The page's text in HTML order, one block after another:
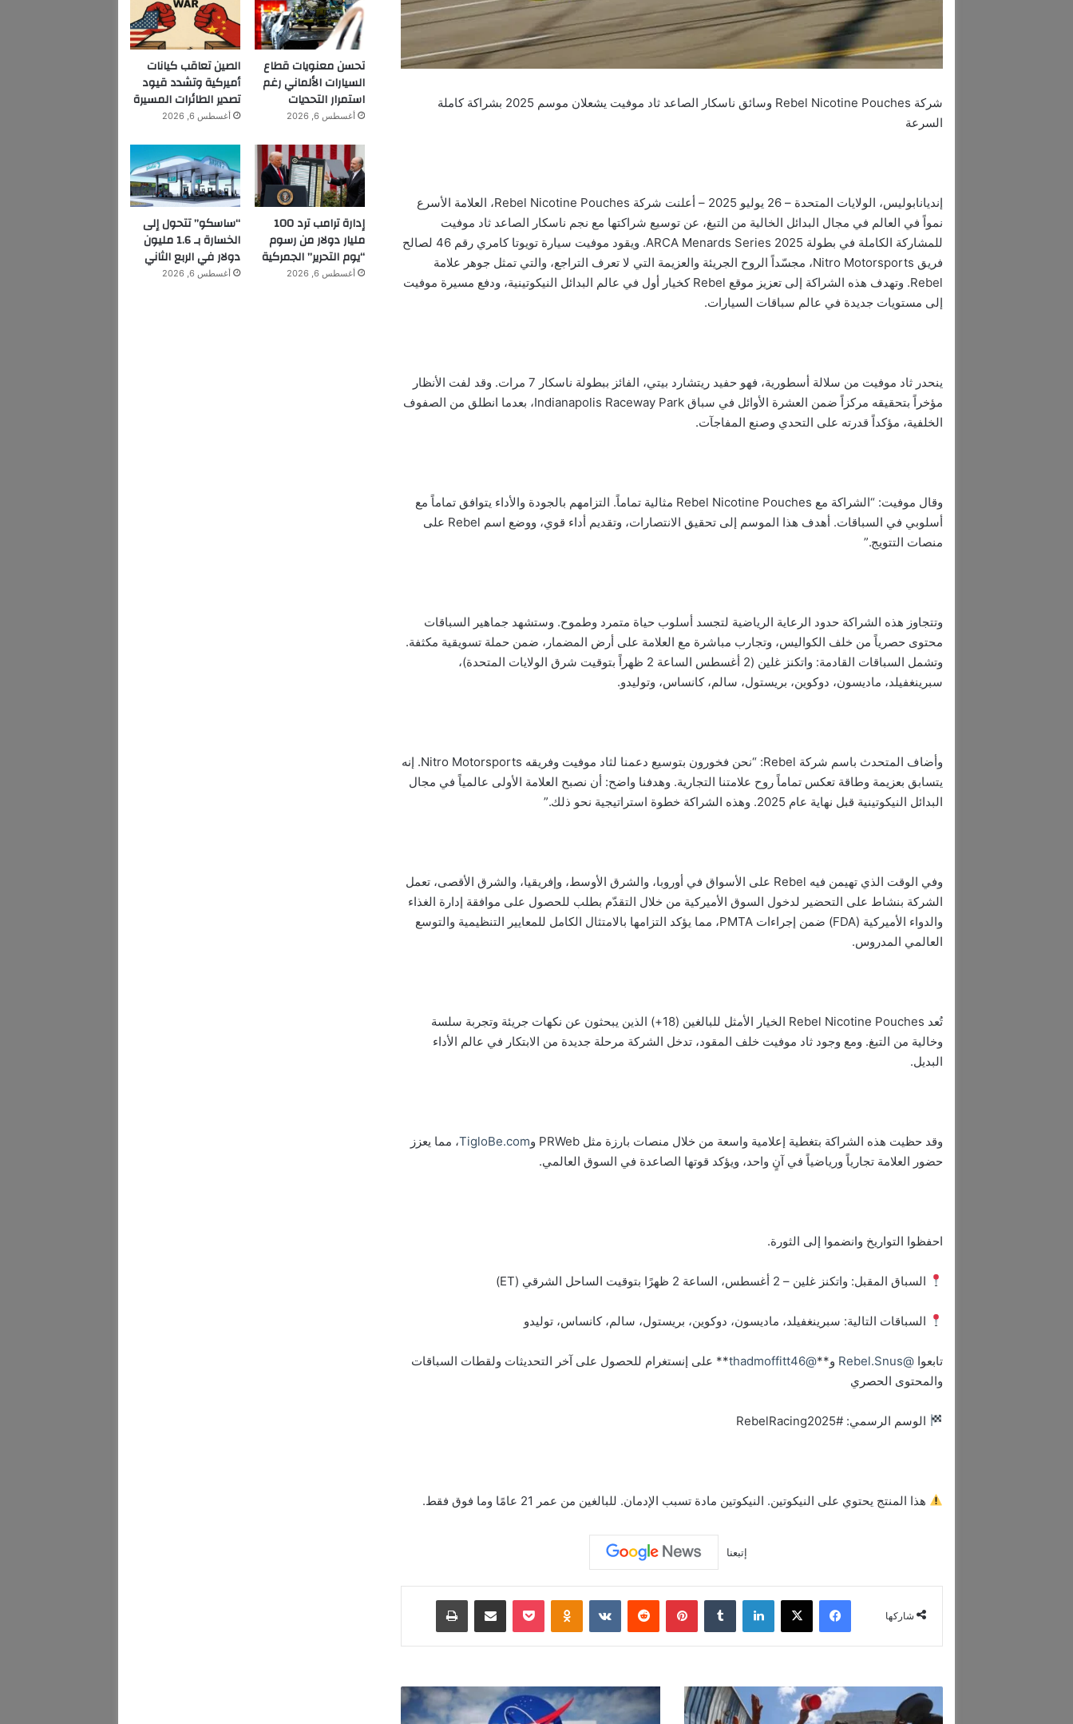
شركة Rebel Nicotine Pouches وسائق ناسكار الصاعد ثاد موفيت يشعلان موسم 2025 بشراكة كاملة
السرعة
إنديانابوليس، الولايات المتحدة – 26 يوليو 2025 – أعلنت شركة Rebel Nicotine Pouches، العلامة الأسرع
نمواً في العالم في مجال البدائل الخالية من التبغ، عن توسيع شراكتها مع نجم ناسكار الصاعد ثاد موفيت
للمشاركة الكاملة في بطولة ARCA Menards Series 2025. ويقود موفيت سيارة تويوتا كامري رقم 46 لصالح
فريق Nitro Motorsports، مجسّداً الروح الجريئة والعزيمة التي لا تعرف التراجع، والتي تمثل جوهر علامة
Rebel. وتهدف هذه الشراكة إلى تعزيز موقع Rebel كخيار أول في عالم البدائل النيكوتينية، ودفع مسيرة موفيت
إلى مستويات جديدة في عالم سباقات السيارات.
ينحدر ثاد موفيت من سلالة أسطورية، فهو حفيد ريتشارد بيتي، الفائز ببطولة ناسكار 7 مرات. وقد لفت الأنظار
مؤخراً بتحقيقه مركزاً ضمن العشرة الأوائل في سباق Indianapolis Raceway Park، بعدما انطلق من الصفوف
الخلفية، مؤكداً قدرته على التحدي وصنع المفاجآت.
وقال موفيت: “الشراكة مع Rebel Nicotine Pouches مثالية تماماً. التزامهم بالجودة والأداء يتوافق تماماً مع
أسلوبي في السباقات. أهدف هذا الموسم إلى تحقيق الانتصارات، وتقديم أداء قوي، ووضع اسم Rebel على
منصات التتويج.”
وتتجاوز هذه الشراكة حدود الرعاية الرياضية لتجسد أسلوب حياة متمرد وطموح. وستشهد جماهير السباقات
محتوى حصرياً من خلف الكواليس، وتجارب مباشرة مع العلامة على أرض المضمار، ضمن حملة تسويقية مكثفة.
وتشمل السباقات القادمة: واتكنز غلين (2 أغسطس الساعة 2 ظهراً بتوقيت شرق الولايات المتحدة)،
سبرينغفيلد، ماديسون، دوكوين، بريستول، سالم، كانساس، وتوليدو.
وأضاف المتحدث باسم شركة Rebel: “نحن فخورون بتوسيع دعمنا لثاد موفيت وفريقه Nitro Motorsports. إنه
يتسابق بعزيمة وطاقة تعكس تماماً روح علامتنا التجارية. وهدفنا واضح: أن نصبح العلامة الأولى عالمياً في مجال
البدائل النيكوتينية قبل نهاية عام 2025. وهذه الشراكة خطوة استراتيجية نحو ذلك.”
وفي الوقت الذي تهيمن فيه Rebel على الأسواق في أوروبا، والشرق الأوسط، وإفريقيا، والشرق الأقصى، تعمل
الشركة بنشاط على التحضير لدخول السوق الأميركية من خلال التقدّم بطلب للحصول على موافقة إدارة الغذاء
والدواء الأميركية (FDA) ضمن إجراءات PMTA، مما يؤكد التزامها بالامتثال الكامل للمعايير التنظيمية والتوسع
العالمي المدروس.
تُعد Rebel Nicotine Pouches الخيار الأمثل للبالغين (18+) الذين يبحثون عن نكهات جريئة وتجربة سلسة
وخالية من التبغ. ومع وجود ثاد موفيت خلف المقود، تدخل الشركة مرحلة جديدة من الابتكار في عالم الأداء
البديل.
وقد حظيت هذه الشراكة بتغطية إعلامية واسعة من خلال منصات بارزة مثل PRWeb و TigloBe.com، مما يعزز
حضور العلامة تجارياً ورياضياً في آنٍ واحد، ويؤكد قوتها الصاعدة في السوق العالمي.
احفظوا التواريخ وانضموا إلى الثورة.
السباق المقبل: واتكنز غلين – 2 أغسطس، الساعة 2 ظهرًا بتوقيت الساحل الشرقي (ET)
السباقات التالية: سبرينغفيلد، ماديسون، دوكوين، بريستول، سالم، كانساس، توليدو
تابعوا @Rebel.Snus و**@thadmoffitt46
** على إنستغرام للحصول على آخر التحديثات ولقطات السباقات
والمحتوى الحصري
الوسم الرسمي: #RebelRacing2025
هذا المنتج يحتوي على النيكوتين. النيكوتين مادة تسبب الإدمان. للبالغين من عمر 21 عامًا وما فوق فقط.
إتبعنا
شاركها
فيسبوك ‫X لينكدإن ‏Tumblr بينتيريست ‏Reddit
‏VKontakte
Odnoklassniki
‫Pocket مشاركة عبر البريد طباعة
ط
تحسن معنويات قطاع
السيارات الألماني رغم
استمرار التحديات
أغسطس 6, 2026
الصين تعاقب كيانات
أميركية وتشدد قيود
تصدير الطائرات المسيرة
أغسطس 6, 2026
إدارة ترامب ترد 100
مليار دولار من رسوم
“يوم التحرير” الجمركية
أغسطس 6, 2026
“ساسكو” تتحول إلى
الخسارة بـ 1.6 مليون
دولار في الربع الثاني
أغسطس 6, 2026